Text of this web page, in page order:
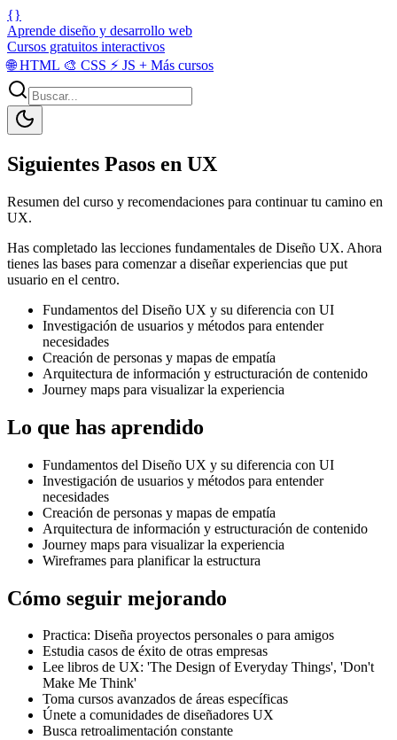
{}
Aprende diseño y desarrollo web
Cursos gratuitos interactivos
🌐HTML 🎨 CSS ⚡ JS + Más cursos
Siguientes Pasos en UX
Resumen del curso y recomendaciones para continuar tu camino en
UX.
Has completado las lecciones fundamentales de Diseño UX. Ahora
tienes las bases para comenzar a diseñar experiencias que put
usuario en el centro.
Fundamentos del Diseño UX y su diferencia con UI
Investigación de usuarios y métodos para entender
necesidades
Creación de personas y mapas de empatía
Arquitectura de información y estructuración de contenido
Journey maps para visualizar la experiencia
Lo que has aprendido
Fundamentos del Diseño UX y su diferencia con UI
Investigación de usuarios y métodos para entender
necesidades
Creación de personas y mapas de empatía
Arquitectura de información y estructuración de contenido
Journey maps para visualizar la experiencia
Wireframes para planificar la estructura
Cómo seguir mejorando
Practica: Diseña proyectos personales o para amigos
Estudia casos de éxito de otras empresas
Lee libros de UX: 'The Design of Everyday Things', 'Don't
Make Me Think'
Toma cursos avanzados de áreas específicas
Únete a comunidades de diseñadores UX
Busca retroalimentación constante